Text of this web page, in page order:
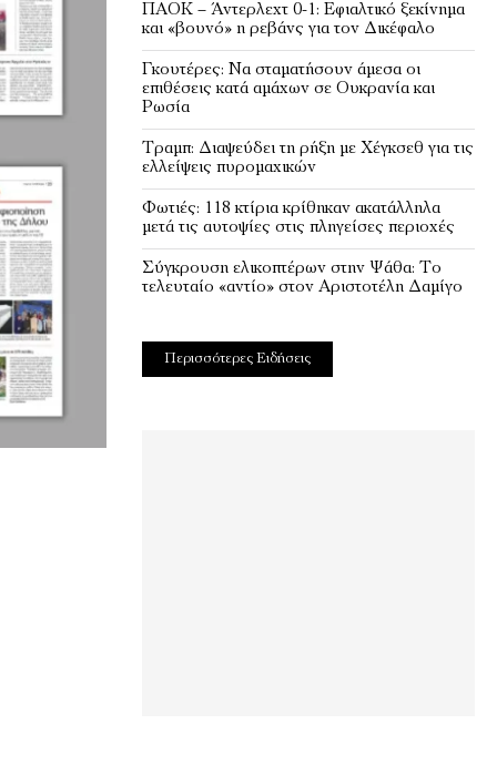
ΠΑΟΚ – Άντερλεχτ 0-1: Εφιαλτικό ξεκίνημα
και «βουνό» η ρεβάνς για τον Δικέφαλο
Γκουτέρες: Να σταματήσουν άμεσα οι
επιθέσεις κατά αμάχων σε Ουκρανία και
Ρωσία
Τραμπ: Διαψεύδει τη ρήξη με Χέγκσεθ για τις
ελλείψεις πυρομαχικών
Φωτιές: 118 κτίρια κρίθηκαν ακατάλληλα
μετά τις αυτοψίες στις πληγείσες περιοχές
Σύγκρουση ελικοπτέρων στην Ψάθα: Tο
τελευταίο «αντίο» στον Αριστοτέλη Δαμίγο
Περισσότερες Ειδήσεις